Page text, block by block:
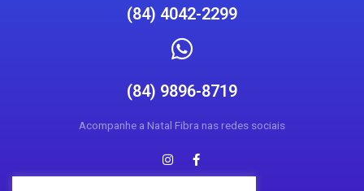
(84) 4042-2299
(84) 9896-8719
Acompanhe a Natal Fibra nas redes sociais